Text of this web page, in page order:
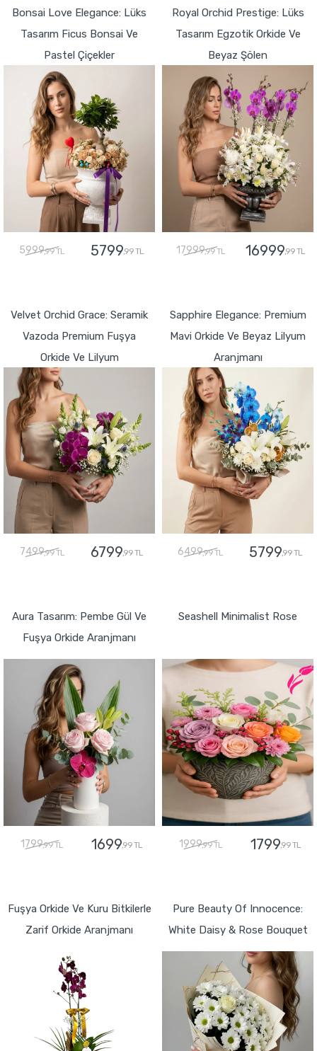
Bonsai Love Elegance: Lüks
Tasarım Ficus Bonsai Ve
Pastel Çiçekler
5999,99 TL 5799,99 TL
Royal Orchid Prestige: Lüks
Tasarım Egzotik Orkide Ve
Beyaz Şölen
17999,99 TL 16999,99 TL
Velvet Orchid Grace: Seramik
Vazoda Premium Fuşya
Orkide Ve Lilyum
7499,99 TL 6799,99 TL
Sapphire Elegance: Premium
Mavi Orkide Ve Beyaz Lilyum
Aranjmanı
6499,99 TL 5799,99 TL
Aura Tasarım: Pembe Gül Ve
Fuşya Orkide Aranjmanı
1799,99 TL 1699,99 TL
Seashell Minimalist Rose
1999,99 TL 1799,99 TL
Fuşya Orkide Ve Kuru Bitkilerle
Zarif Orkide Aranjmanı
Pure Beauty Of Innocence:
White Daisy & Rose Bouquet